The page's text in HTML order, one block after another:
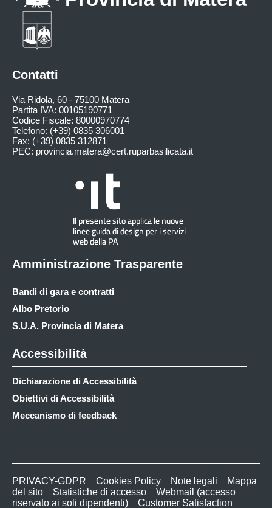
Contatti
Via Ridola, 60 - 75100 Matera
Partita IVA: 00105190771
Codice Fiscale: 80000970774
Telefono: (+39) 0835 306001
Fax: (+39) 0835 312871
PEC: provincia.matera@cert.ruparbasilicata.it
Amministrazione Trasparente
Bandi di gara e contratti
Albo Pretorio
S.U.A. Provincia di Matera
Accessibilità
Dichiarazione di Accessibilità
Obiettivi di Accessibilità
Meccanismo di feedback
PRIVACY-GDPR Cookies Policy Note legali
Mappa
del sito
Statistiche di accesso
Webmail (accesso
riservato ai soli dipendenti)
Customer Satisfaction